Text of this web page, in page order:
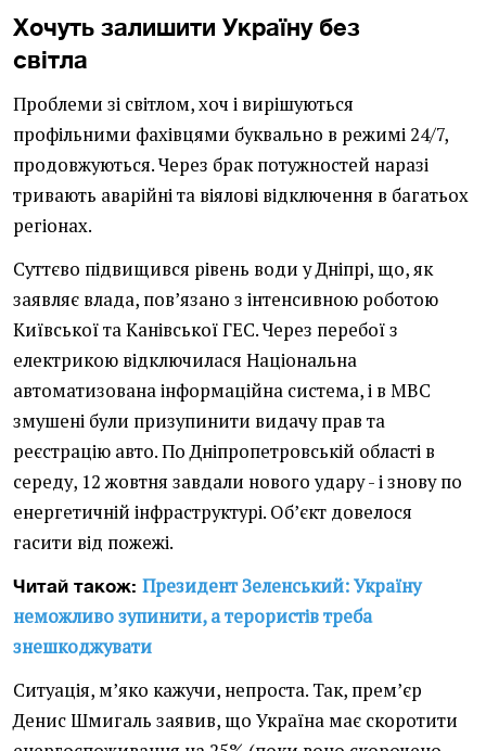
Хочуть залишити Україну без
світла
Проблеми зі світлом, хоч і вирішуються
профільними фахівцями буквально в режимі 24/7,
продовжуються. Через брак потужностей наразі
тривають аварійні та віялові відключення в багатьох
регіонах.
Суттєво підвищився рівень води у Дніпрі, що, як
заявляє влада, пов’язано з інтенсивною роботою
Київської та Канівської ГЕС. Через перебої з
електрикою відключилася Національна
автоматизована інформаційна система, і в МВС
змушені були призупинити видачу прав та
реєстрацію авто. По Дніпропетровській області в
середу, 12 жовтня завдали нового удару - і знову по
енергетичній інфраструктурі. Об’єкт довелося
гасити від пожежі.
Читай також: Президент Зеленський: Україну
неможливо зупинити, а терористів треба
знешкоджувати
Ситуація, м’яко кажучи, непроста. Так, прем’єр
Денис Шмигаль заявив, що Україна має скоротити